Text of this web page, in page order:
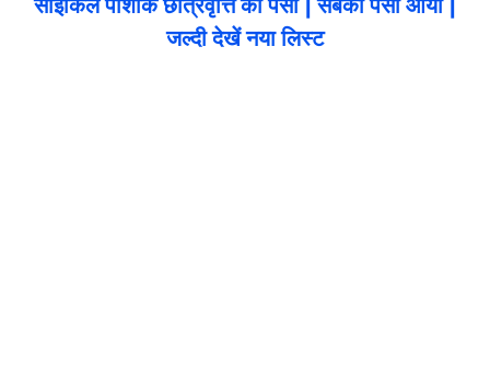
साइकिल पोशाक छात्रवृत्ति का पैसा | सबका पैसा आया |
जल्दी देखें नया लिस्ट